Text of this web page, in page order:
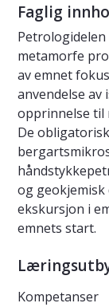
Faglig
metamorfe
av emnet
anvendelse
opprinnelse til
De
og
ekskursjon i
emnets start.
Kompetanser